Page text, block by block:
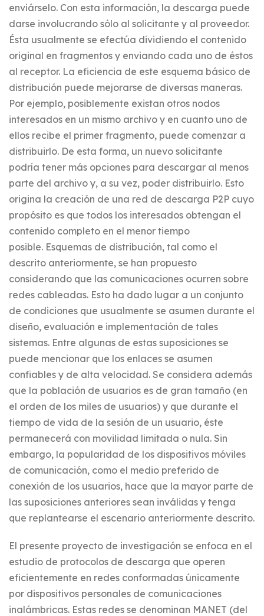
enviárselo. Con esta información, la descarga puede
darse involucrando sólo al solicitante y al proveedor.
Ésta usualmente se efectúa dividiendo el contenido
original en fragmentos y enviando cada uno de éstos
al receptor. La eficiencia de este esquema básico de
distribución puede mejorarse de diversas maneras.
Por ejemplo, posiblemente existan otros nodos
interesados en un mismo archivo y en cuanto uno de
ellos recibe el primer fragmento, puede comenzar a
distribuirlo. De esta forma, un nuevo solicitante
podría tener más opciones para descargar al menos
parte del archivo y, a su vez, poder distribuirlo. Esto
origina la creación de una red de descarga P2P cuyo
propósito es que todos los interesados obtengan el
contenido completo en el menor tiempo
posible. Esquemas de distribución, tal como el
descrito anteriormente, se han propuesto
considerando que las comunicaciones ocurren sobre
redes cableadas. Esto ha dado lugar a un conjunto
de condiciones que usualmente se asumen durante el
diseño, evaluación e implementación de tales
sistemas. Entre algunas de estas suposiciones se
puede mencionar que los enlaces se asumen
confiables y de alta velocidad. Se considera además
que la población de usuarios es de gran tamaño (en
el orden de los miles de usuarios) y que durante el
tiempo de vida de la sesión de un usuario, éste
permanecerá con movilidad limitada o nula. Sin
embargo, la popularidad de los dispositivos móviles
de comunicación, como el medio preferido de
conexión de los usuarios, hace que la mayor parte de
las suposiciones anteriores sean inválidas y tenga
que replantearse el escenario anteriormente descrito.
El presente proyecto de investigación se enfoca en el
estudio de protocolos de descarga que operen
eficientemente en redes conformadas únicamente
por dispositivos personales de comunicaciones
inalámbricas. Estas redes se denominan MANET (del